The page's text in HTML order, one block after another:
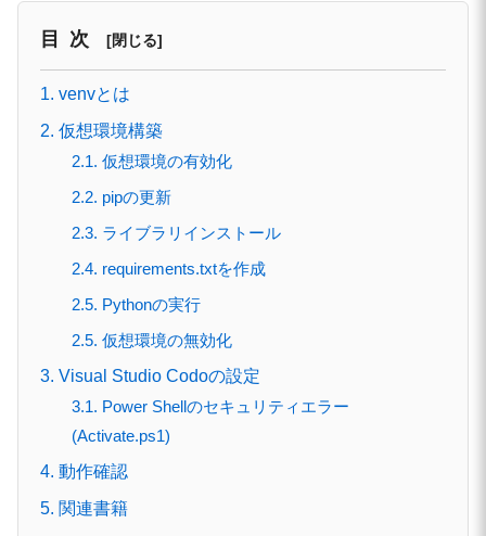
目次
1. venvとは
2. 仮想環境構築
2.1. 仮想環境の有効化
2.2. pipの更新
2.3. ライブラリインストール
2.4. requirements.txtを作成
2.5. Pythonの実行
2.5. 仮想環境の無効化
3. Visual Studio Codoの設定
3.1. Power Shellのセキュリティエラー
(Activate.ps1)
4. 動作確認
5. 関連書籍